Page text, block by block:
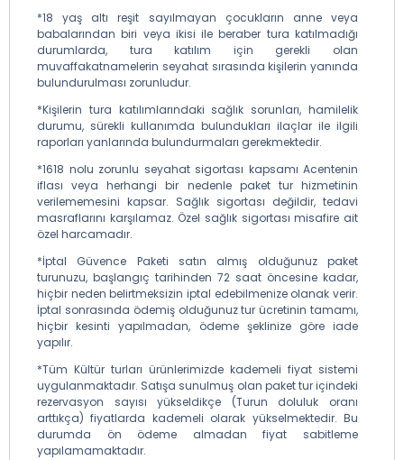
*18 yaş altı reşit sayılmayan çocukların anne veya
babalarından biri veya ikisi ile beraber tura katılmadığı
durumlarda, tura katılım için gerekli olan
muvaffakatnamelerin seyahat sırasında kişilerin yanında
bulundurulması zorunludur.
*Kişilerin tura katılımlarındaki sağlık sorunları, hamilelik
durumu, sürekli kullanımda bulundukları ilaçlar ile ilgili
raporları yanlarında bulundurmaları gerekmektedir.
*1618 nolu zorunlu seyahat sigortası kapsamı Acentenin
iflası veya herhangi bir nedenle paket tur hizmetinin
verilememesini kapsar. Sağlık sigortası değildir, tedavi
masraflarını karşılamaz. Özel sağlık sigortası misafire ait
özel harcamadır.
*İptal Güvence Paketi satın almış olduğunuz paket
turunuzu, başlangıç tarihinden 72 saat öncesine kadar,
hiçbir neden belirtmeksizin iptal edebilmenize olanak verir.
İptal sonrasında ödemiş olduğunuz tur ücretinin tamamı,
hiçbir kesinti yapılmadan, ödeme şeklinize göre iade
yapılır.
*Tüm Kültür turları ürünlerimizde kademeli fiyat sistemi
uygulanmaktadır. Satışa sunulmuş olan paket tur içindeki
rezervasyon sayısı yükseldikçe (Turun doluluk oranı
arttıkça) fiyatlarda kademeli olarak yükselmektedir. Bu
durumda ön ödeme almadan fiyat sabitleme
yapılamamaktadır.